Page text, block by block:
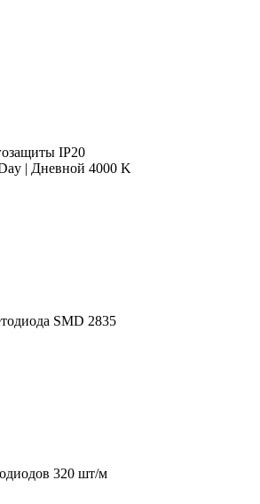
IP20
| Дневной 4000 K
SMD 2835
320 шт/м